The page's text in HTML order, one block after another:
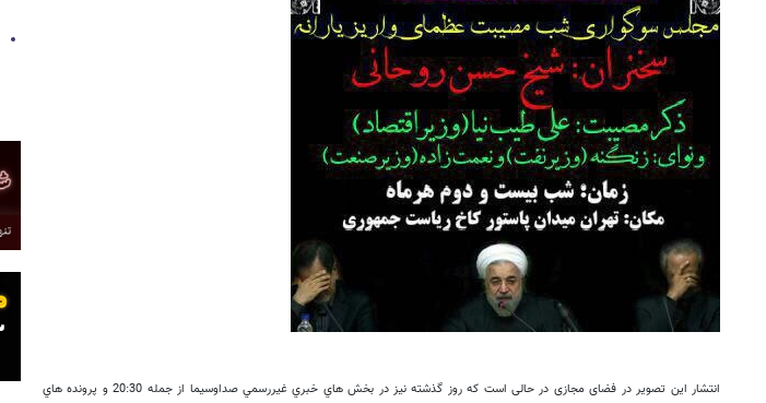
انتشار این تصویر در فضای مجازی در حالی است که روز گذشته نیز در بخش هاي خبري غيررسمي صداوسيما از جمله 20:30 و پرونده هاي